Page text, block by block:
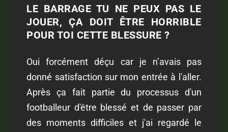
LE BARRAGE TU NE PEUX PAS LE
JOUER, ÇA DOIT ÊTRE HORRIBLE
POUR TOI CETTE BLESSURE ?
Oui forcément déçu car je n’avais pas
donné satisfaction sur mon entrée à l'aller.
Après ça fait partie du processus d'un
footballeur d'être blessé et de passer par
des moments difficiles et j'ai regardé le